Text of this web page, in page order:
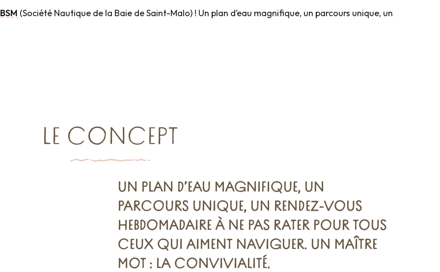
(Société Nautique de la Baie de Saint-Malo) ! Un plan d’eau magnifique, un parcours unique, un
LE CONCEPT
UN PLAN D’EAU MAGNIFIQUE, UN
PARCOURS UNIQUE, UN RENDEZ-VOUS
HEBDOMADAIRE À NE PAS RATER POUR TOUS
CEUX QUI AIMENT NAVIGUER. UN MAÎTRE
MOT : LA CONVIVIALITÉ.